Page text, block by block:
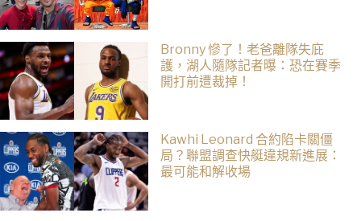
Bronny 慘了！老爸離隊失庇
護，湖人隨隊記者曝：恐在賽季
開打前遭裁掉！
Kawhi Leonard 合約陷卡關僵
局？聯盟調查快艇違規新進展：
最可能和解收場